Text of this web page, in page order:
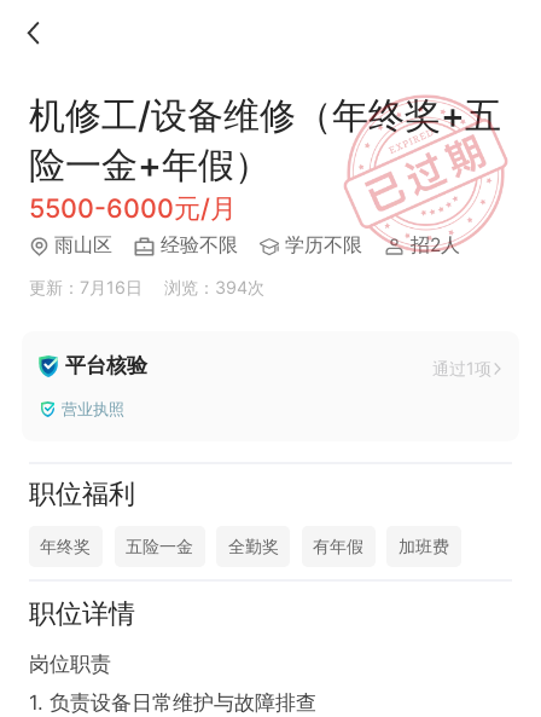
机修工/设备维修（年终奖+五
险一金+年假）
5500-6000元/月
雨山区 经验不限 学历不限 招2人
更新：7月16日 浏览：394次
平台核验 通过1项
营业执照
职位福利
年终奖 五险一金 全勤奖 有年假 加班费
职位详情
岗位职责
1. 负责设备日常维护与故障排查